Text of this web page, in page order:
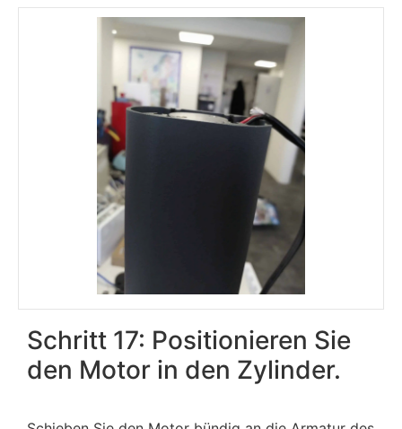
Schritt 17: Positionieren Sie
den Motor in den Zylinder.